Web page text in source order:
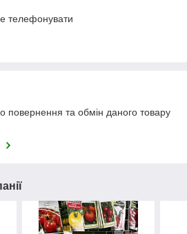
телефонувати
повернення та обмін даного товару